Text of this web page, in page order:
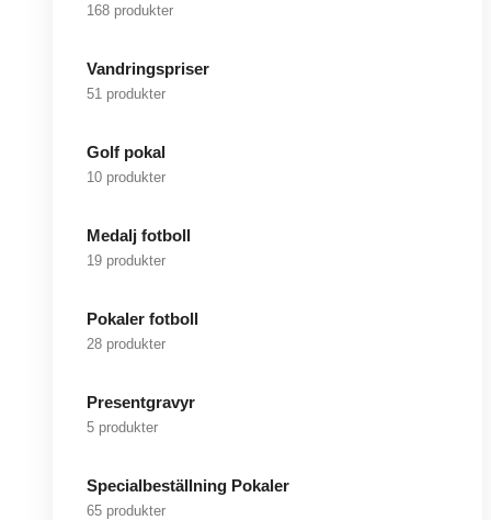
168 produkter
Vandringspriser
51 produkter
Golf pokal
10 produkter
Medalj fotboll
19 produkter
Pokaler fotboll
28 produkter
Presentgravyr
5 produkter
Specialbeställning Pokaler
65 produkter